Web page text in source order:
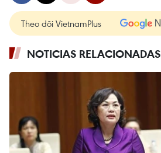
Theo dõi VietnamPlus
NOTICIAS RELACIONADAS